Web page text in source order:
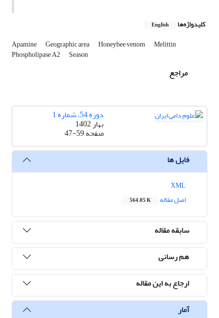
کلیدواژه‌ها English
Apamine ‎Geographic area ‎Honeybee venom ‎Melittin
‎Phospholipase A2 ‎Season
مراجع
دوره 54، شماره 1
بهار 1402
صفحه47-59
فایل ها
اصل مقاله
564.05 K
سابقه مقاله
هم رسانی
ارجاع به این مقاله
آمار